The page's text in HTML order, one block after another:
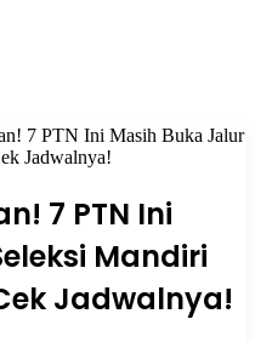
7 PTN Ini Masih Buka Jalur
Jadwalnya!
7 PTN Ini
Mandiri
Jadwalnya!